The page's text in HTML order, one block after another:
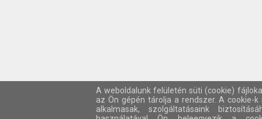
A weboldalunk felületén süti (cookie)
az Ön gépén tárolja a rendszer. A cookie-
alkalmasak, szolgáltatásaink